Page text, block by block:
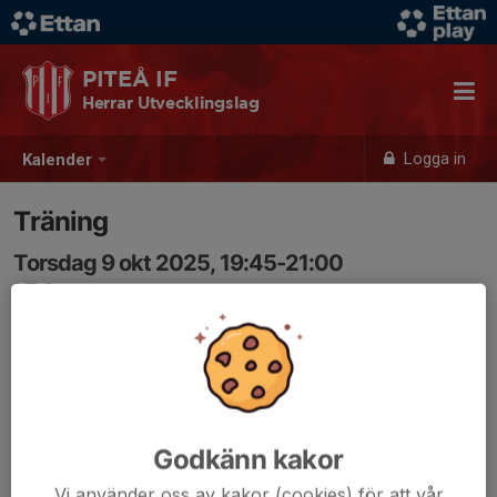
Kalender Logga in
PITEÅ IF
Herrar Utvecklingslag
Träning
Torsdag 9 okt 2025, 19:45-21:00
LF Arena
Godkänn kakor